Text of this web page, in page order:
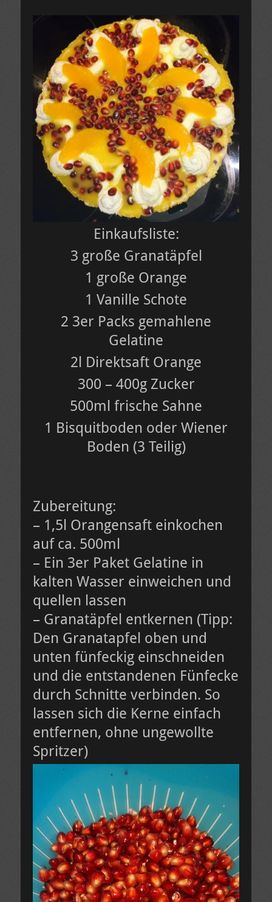
Einkaufsliste:
3 große Granatäpfel
1 große Orange
1 Vanille Schote
2 3er Packs gemahlene
Gelatine
2l Direktsaft Orange
300 – 400g Zucker
500ml frische Sahne
1 Bisquitboden oder Wiener
Boden (3 Teilig)
Zubereitung:
– 1,5l Orangensaft einkochen
auf ca. 500ml
– Ein 3er Paket Gelatine in
kalten Wasser einweichen und
quellen lassen
– Granatäpfel entkernen (Tipp:
Den Granatapfel oben und
unten fünfeckig einschneiden
und die entstandenen Fünfecke
durch Schnitte verbinden. So
lassen sich die Kerne einfach
entfernen, ohne ungewollte
Spritzer)